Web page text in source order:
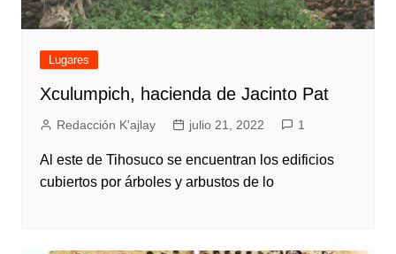
Lugares
Xculumpich, hacienda de Jacinto Pat
Redacción K'ajlay julio 21, 2022 1
Al este de Tihosuco se encuentran los edificios
cubiertos por árboles y arbustos de lo